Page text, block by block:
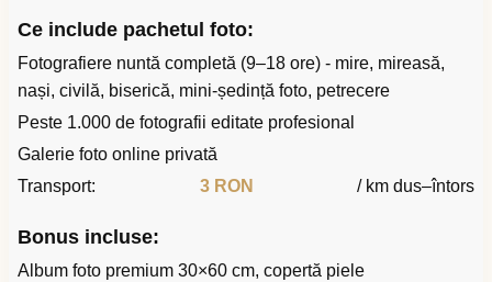
Ce include pachetul foto:
Fotografiere nuntă completă (9–18 ore) - mire, mireasă,
nași, civilă, biserică, mini-ședință foto, petrecere
Peste 1.000 de fotografii editate profesional
Galerie foto online privată
Transport:
3 RON / km dus–întors
Bonus incluse:
Album foto premium 30×60 cm, copertă piele